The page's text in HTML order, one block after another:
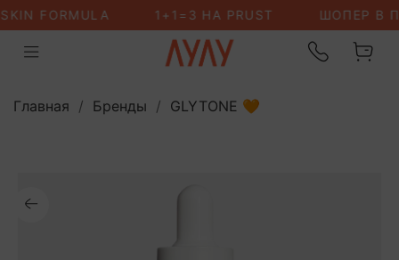
Главная Бренды GLYTONE 🧡